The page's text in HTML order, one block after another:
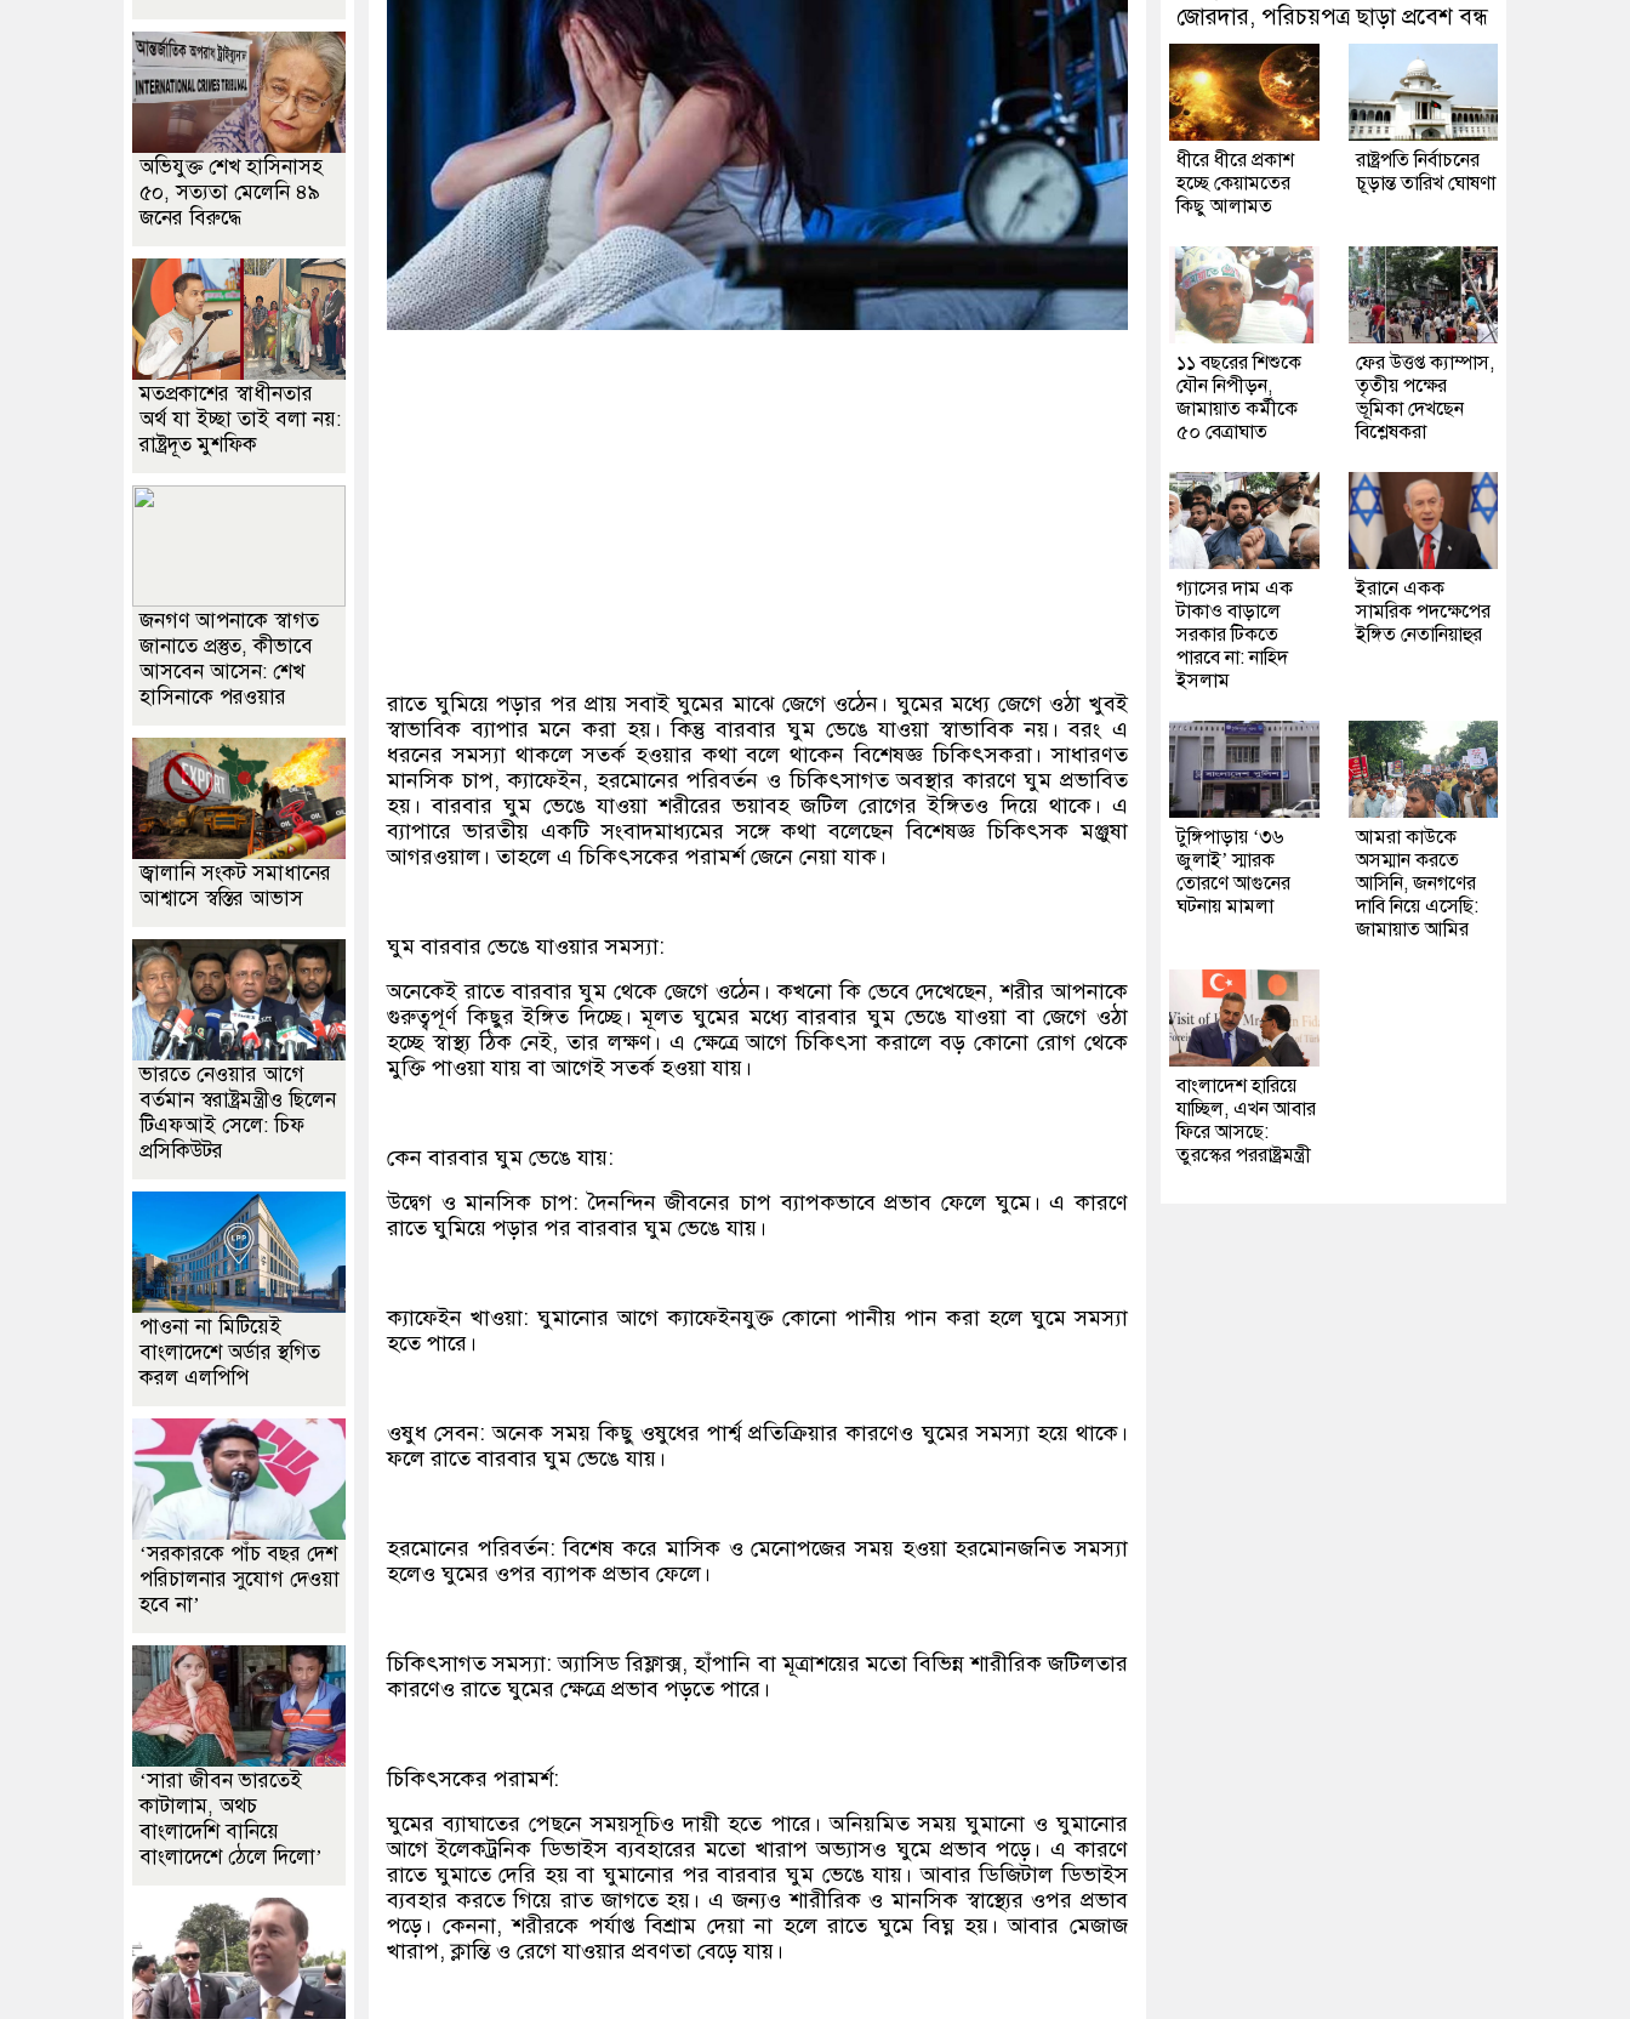
রাতে ঘুমিয়ে পড়ার পর প্রায় সবাই ঘুমের মাঝে জেগে ওঠেন। ঘুমের মধ্যে জেগে ওঠা খুবই
স্বাভাবিক ব্যাপার মনে করা হয়। কিন্তু বারবার ঘুম ভেঙে যাওয়া স্বাভাবিক নয়। বরং এ
ধরনের সমস্যা থাকলে সতর্ক হওয়ার কথা বলে থাকেন বিশেষজ্ঞ চিকিৎসকরা। সাধারণত
মানসিক চাপ, ক্যাফেইন, হরমোনের পরিবর্তন ও চিকিৎসাগত অবস্থার কারণে ঘুম প্রভাবিত
হয়। বারবার ঘুম ভেঙে যাওয়া শরীরের ভয়াবহ জটিল রোগের ইঙ্গিতও দিয়ে থাকে। এ
ব্যাপারে ভারতীয় একটি সংবাদমাধ্যমের সঙ্গে কথা বলেছেন বিশেষজ্ঞ চিকিৎসক মঞ্জুষা
আগরওয়াল। তাহলে এ চিকিৎসকের পরামর্শ জেনে নেয়া যাক।
ঘুম বারবার ভেঙে যাওয়ার সমস্যা:
অনেকেই রাতে বারবার ঘুম থেকে জেগে ওঠেন। কখনো কি ভেবে দেখেছেন, শরীর আপনাকে
গুরুত্বপূর্ণ কিছুর ইঙ্গিত দিচ্ছে। মূলত ঘুমের মধ্যে বারবার ঘুম ভেঙে যাওয়া বা জেগে ওঠা
হচ্ছে স্বাস্থ্য ঠিক নেই, তার লক্ষণ। এ ক্ষেত্রে আগে চিকিৎসা করালে বড় কোনো রোগ থেকে
মুক্তি পাওয়া যায় বা আগেই সতর্ক হওয়া যায়।
কেন বারবার ঘুম ভেঙে যায়:
উদ্বেগ ও মানসিক চাপ: দৈনন্দিন জীবনের চাপ ব্যাপকভাবে প্রভাব ফেলে ঘুমে। এ কারণে
রাতে ঘুমিয়ে পড়ার পর বারবার ঘুম ভেঙে যায়।
ক্যাফেইন খাওয়া: ঘুমানোর আগে ক্যাফেইনযুক্ত কোনো পানীয় পান করা হলে ঘুমে সমস্যা
হতে পারে।
ওষুধ সেবন: অনেক সময় কিছু ওষুধের পার্শ্ব প্রতিক্রিয়ার কারণেও ঘুমের সমস্যা হয়ে থাকে।
ফলে রাতে বারবার ঘুম ভেঙে যায়।
হরমোনের পরিবর্তন: বিশেষ করে মাসিক ও মেনোপজের সময় হওয়া হরমোনজনিত সমস্যা
হলেও ঘুমের ওপর ব্যাপক প্রভাব ফেলে।
চিকিৎসাগত সমস্যা: অ্যাসিড রিফ্লাক্স, হাঁপানি বা মূত্রাশয়ের মতো বিভিন্ন শারীরিক জটিলতার
কারণেও রাতে ঘুমের ক্ষেত্রে প্রভাব পড়তে পারে।
চিকিৎসকের পরামর্শ:
ঘুমের ব্যাঘাতের পেছনে সময়সূচিও দায়ী হতে পারে। অনিয়মিত সময় ঘুমানো ও ঘুমানোর
আগে ইলেকট্রনিক ডিভাইস ব্যবহারের মতো খারাপ অভ্যাসও ঘুমে প্রভাব পড়ে। এ কারণে
রাতে ঘুমাতে দেরি হয় বা ঘুমানোর পর বারবার ঘুম ভেঙে যায়। আবার ডিজিটাল ডিভাইস
ব্যবহার করতে গিয়ে রাত জাগতে হয়। এ জন্যও শারীরিক ও মানসিক স্বাস্থ্যের ওপর প্রভাব
পড়ে। কেননা, শরীরকে পর্যাপ্ত বিশ্রাম দেয়া না হলে রাতে ঘুমে বিঘ্ন হয়। আবার মেজাজ
খারাপ, ক্লান্তি ও রেগে যাওয়ার প্রবণতা বেড়ে যায়।
অভিযুক্ত শেখ হাসিনাসহ
৫০, সত্যতা মেলেনি ৪৯
জনের বিরুদ্ধে
মতপ্রকাশের স্বাধীনতার
অর্থ যা ইচ্ছা তাই বলা নয়:
রাষ্ট্রদূত মুশফিক
জনগণ আপনাকে স্বাগত
জানাতে প্রস্তুত, কীভাবে
আসবেন আসেন: শেখ
হাসিনাকে পরওয়ার
জ্বালানি সংকট সমাধানের
আশ্বাসে স্বস্তির আভাস
ভারতে নেওয়ার আগে
বর্তমান স্বরাষ্ট্রমন্ত্রীও ছিলেন
টিএফআই সেলে: চিফ
প্রসিকিউটর
পাওনা না মিটিয়েই
বাংলাদেশে অর্ডার স্থগিত
করল এলপিপি
‘সরকারকে পাঁচ বছর দেশ
পরিচালনার সুযোগ দেওয়া
হবে না’
‘সারা জীবন ভারতেই
কাটালাম, অথচ
বাংলাদেশি বানিয়ে
বাংলাদেশে ঠেলে দিলো’
জোরদার, পরিচয়পত্র ছাড়া প্রবেশ বন্ধ
ধীরে ধীরে প্রকাশ
হচ্ছে কেয়ামতের
কিছু আলামত
রাষ্ট্রপতি নির্বাচনের
চূড়ান্ত তারিখ ঘোষণা
১১ বছরের শিশুকে
যৌন নিপীড়ন,
জামায়াত কর্মীকে
৫০ বেত্রাঘাত
ফের উত্তপ্ত ক্যাম্পাস,
তৃতীয় পক্ষের
ভূমিকা দেখছেন
বিশ্লেষকরা
গ্যাসের দাম এক
টাকাও বাড়ালে
সরকার টিকতে
পারবে না: নাহিদ
ইসলাম
ইরানে একক
সামরিক পদক্ষেপের
ইঙ্গিত নেতানিয়াহুর
টুঙ্গিপাড়ায় ‘৩৬
জুলাই’ স্মারক
তোরণে আগুনের
ঘটনায় মামলা
আমরা কাউকে
অসম্মান করতে
আসিনি, জনগণের
দাবি নিয়ে এসেছি:
জামায়াত আমির
বাংলাদেশ হারিয়ে
যাচ্ছিল, এখন আবার
ফিরে আসছে:
তুরস্কের পররাষ্ট্রমন্ত্রী